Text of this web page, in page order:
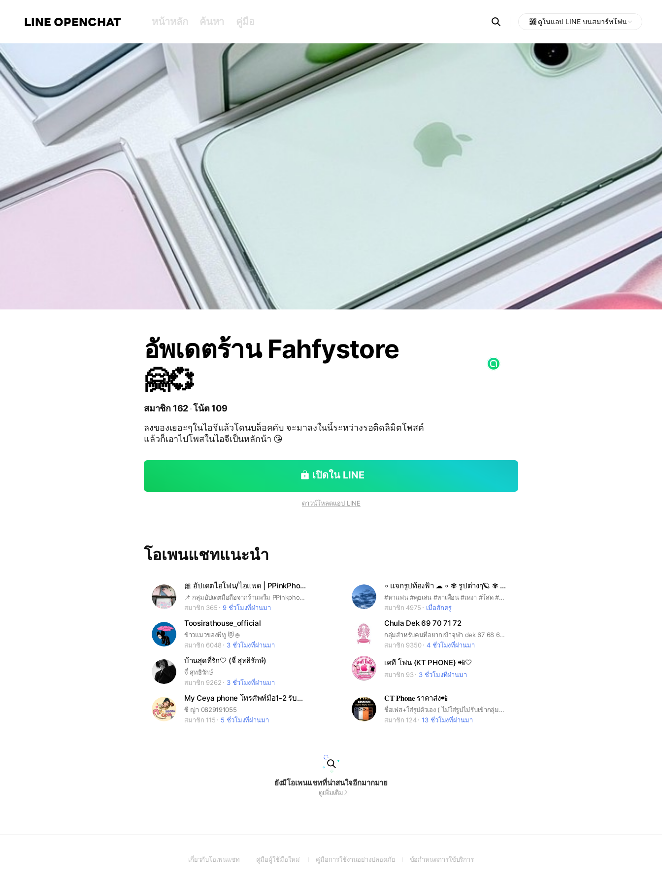
LINE OPENCHAT หน้าหลัก ค้นหา คู่มือ Search
OpenChats
messages
search
ดูในแอป LINE บนสมาร์ทโฟน
อัพเดตร้าน Fahfystore
🤗💞
สมาชิก 162 โน้ต 109
ลงของเยอะๆในไอจีแล้วโดนบล็อคคับ จะมาลงในนี้ระหว่างรอติดลิมิตโพสต์
แล้วก็เอาไปโพสในไอจีเป็นหลักน้า 😘
เปิดใน LINE
ดาวน์โหลดแอป LINE
โอเพนแชทแนะนำ
🎀 อัปเดตไอโฟน/ไอแพด | PPinkPhone✨
📌 กลุ่มอัปเดตมือถือจากร้านพรีม PPinkphone🎀⭐️ มือถือมือ1/มือ2 | จัดโปรโมชั่นทุกวัน📱 (จะมีการอัปเดตสินค้าตลอดเวลา แนะนำให้ปิดการแจ้งเตือนนะคะ)⚠️ สนใจหรือมีคำถาม → ทักไลน์ส่วนตัวนะคะ 🧾 โอนเงินบัญชี “ภัครภรณ์ รอดอนุ” เท่านั้น เพื่อความปลอดภัยของลูกค้าทุกท่าน 💗
สมาชิก 365
9 ชั่วโมงที่ผ่านมา
∘ แจกรูปท้องฟ้า ☁ ∘ ✾ รูปต่างๆ🪐 ✾ ✡︎ 💗 คุยเล่น หาเพื่อน 🎀 ✡︎
#หาแฟน #คุยเล่น #หาเพื่อน #เหงา #โสด #หาคนคุย #คาสาย #หาคนรู้ใจ เข้ามาคุยได้เลยค่ะ
สมาชิก 4975
เมื่อสักครู่
Toosirathouse_official
ข้าวแมวของพี่ทู 😻🍚
สมาชิก 6048
3 ชั่วโมงที่ผ่านมา
Chula Dek 69 70 71 72
กลุ่มสำหรับคนที่อยากเข้าจุฬา dek 67 68 69 CU107 CU108
สมาชิก 9350
4 ชั่วโมงที่ผ่านมา
บ้านสุดที่รัก🤍 (จี๋ สุทธิรักษ์)
จี๋ สุทธิรักษ์
สมาชิก 9262
3 ชั่วโมงที่ผ่านมา
เคที โฟน {KT PHONE} 📲🤍
สมาชิก 93 3 ชั่วโมงที่ผ่านมา
My Ceya phone โทรศัพท์มือ1-2 รับซื้อ/ซ่อม ขายเทริน
ซี ญ่า 0829191055
สมาชิก 115
5 ชั่วโมงที่ผ่านมา
𝐂𝐓 𝐏𝐡𝐨𝐧𝐞 ราคาส่ง📲
ชื่อเฟส+ใส่รูปตัวเอง ( ไม่ใส่รูปไม่รับเข้ากลุ่มนะคะ⚠️
สมาชิก 124
13 ชั่วโมงที่ผ่านมา
ยังมีโอเพนแชทที่น่าสนใจอีกมากมาย
ดูเพิ่มเติม
เกี่ยวกับโอเพนแชท
(Openคู่มือผู้ใช้มือใหม่
(Openคู่มือการใช้งานอย่างปลอดภัย(Openข้อกำหนดการใช้บริการ(Open